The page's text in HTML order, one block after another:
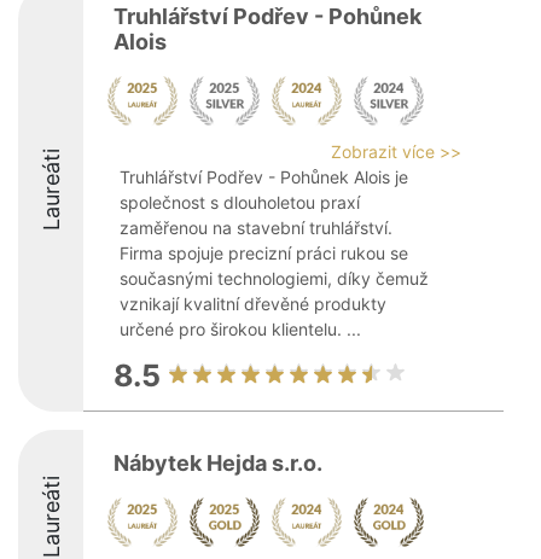
Laureáti
Truhlářství Podřev - Pohůnek
Alois
Zobrazit více >>
Truhlářství Podřev - Pohůnek Alois je
společnost s dlouholetou praxí
zaměřenou na stavební truhlářství.
Firma spojuje precizní práci rukou se
současnými technologiemi, díky čemuž
vznikají kvalitní dřevěné produkty
určené pro širokou klientelu. ...
8.5
Laureáti
Nábytek Hejda s.r.o.